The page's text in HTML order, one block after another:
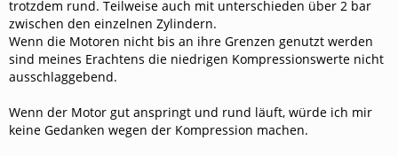
trotzdem rund. Teilweise auch mit unterschieden über 2 bar
zwischen den einzelnen Zylindern.
Wenn die Motoren nicht bis an ihre Grenzen genutzt werden
sind meines Erachtens die niedrigen Kompressionswerte nicht
ausschlaggebend.
Wenn der Motor gut anspringt und rund läuft, würde ich mir
keine Gedanken wegen der Kompression machen.